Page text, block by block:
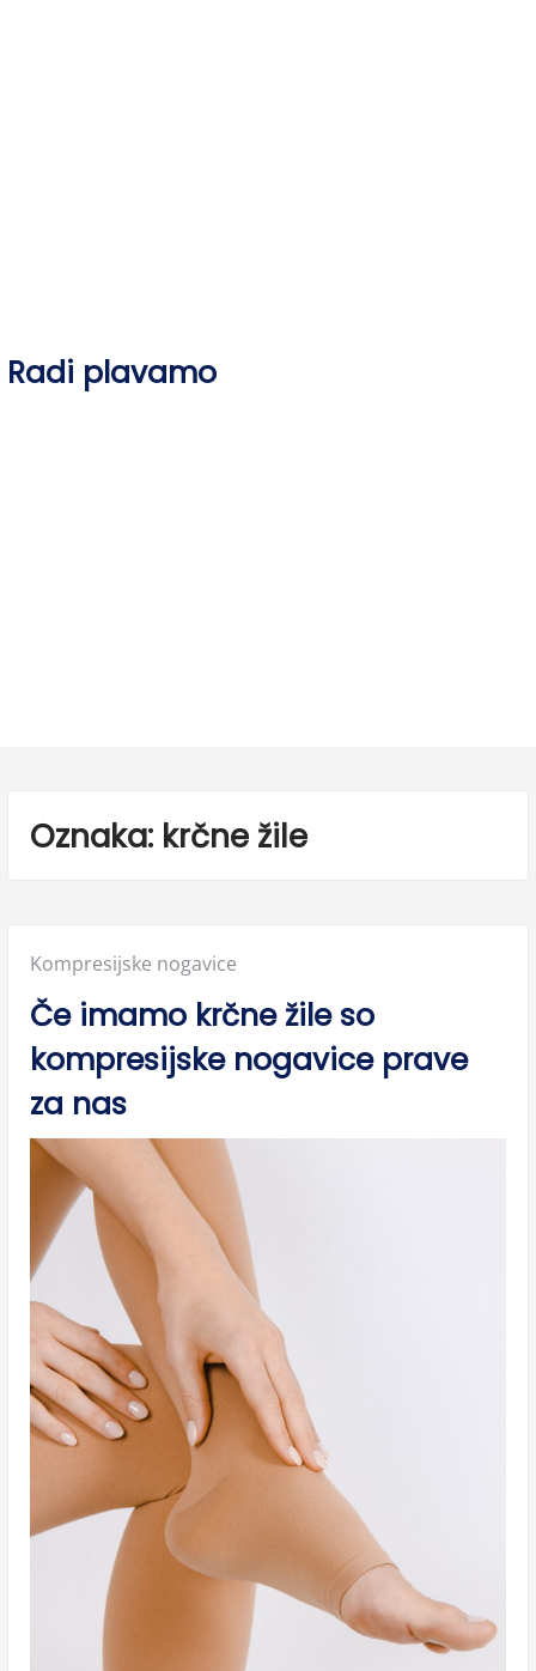
Radi plavamo
Oznaka: krčne žile
Posted
in:
Kompresijske nogavice
Če imamo krčne žile so
kompresijske nogavice prave
za nas